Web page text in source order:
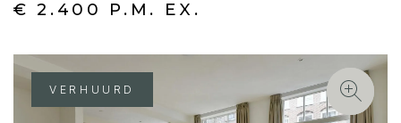
€ 2.400 P.M. EX.
VERHUURD